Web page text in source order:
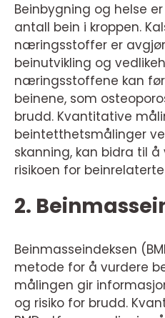
Beinbygning og helse
antall bein i kroppen.
næringsstoffer er
beinutvikling og
næringsstoffene kan
beinene, som
brudd. Kvantitative
beintetthetsmålinger
skanning, kan bidra til
risikoen for
2.
Beinmasseindeksen
metode for å vurdere
målingen gir
og risiko for brudd.